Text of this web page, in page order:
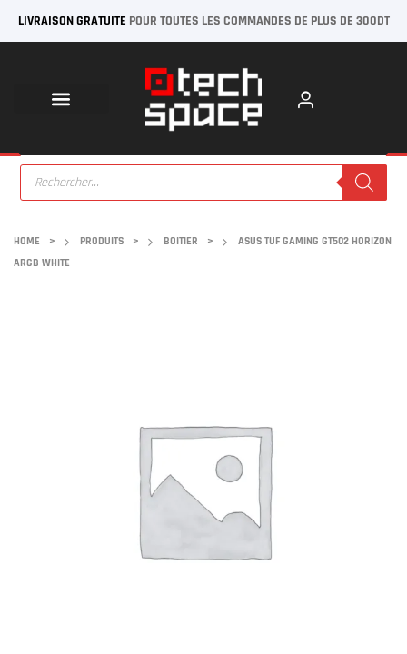
LIVRAISON GRATUITE POUR TOUTES LES COMMANDES DE PLUS DE 300DT
HOME > PRODUITS > BOITIER >
ASUS TUF GAMING GT502 HORIZON
ARGB WHITE